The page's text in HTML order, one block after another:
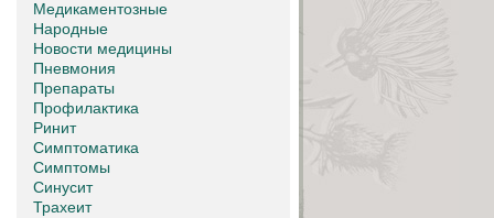
Медикаментозные
Народные
Новости медицины
Пневмония
Препараты
Профилактика
Ринит
Симптоматика
Симптомы
Синусит
Трахеит